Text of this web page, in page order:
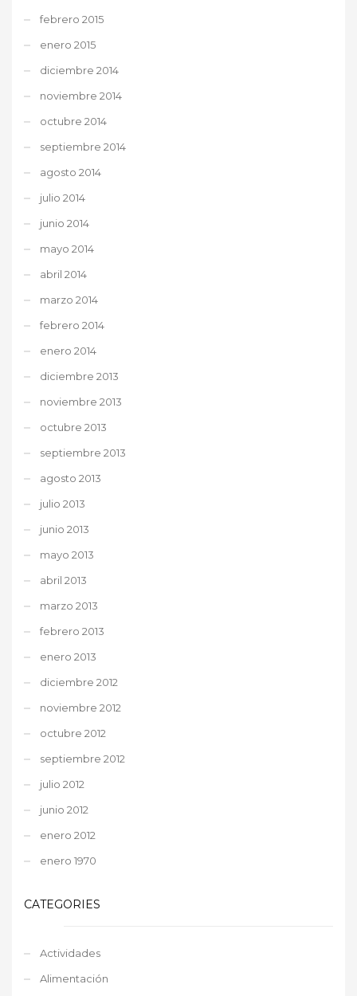
febrero 2015
enero 2015
diciembre 2014
noviembre 2014
octubre 2014
septiembre 2014
agosto 2014
julio 2014
junio 2014
mayo 2014
abril 2014
marzo 2014
febrero 2014
enero 2014
diciembre 2013
noviembre 2013
octubre 2013
septiembre 2013
agosto 2013
julio 2013
junio 2013
mayo 2013
abril 2013
marzo 2013
febrero 2013
enero 2013
diciembre 2012
noviembre 2012
octubre 2012
septiembre 2012
julio 2012
junio 2012
enero 2012
enero 1970
CATEGORIES
Actividades
Alimentación